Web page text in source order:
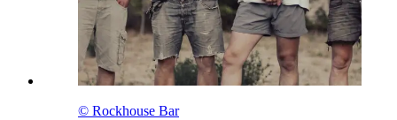
© Rockhouse Bar